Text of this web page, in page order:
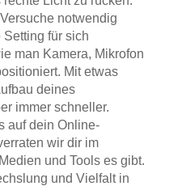
notwendig
für sich
man Kamera, Mikrofon
Mit etwas
deines
immer schneller.
auf dein Online-
wir dir im
und Tools es gibt.
und Vielfalt in